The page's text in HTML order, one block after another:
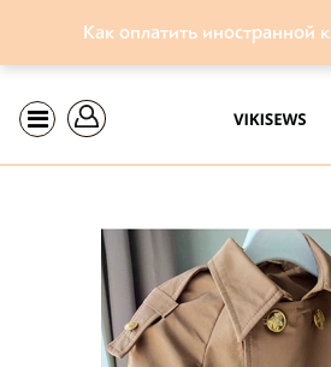
Как оплатить иностранной